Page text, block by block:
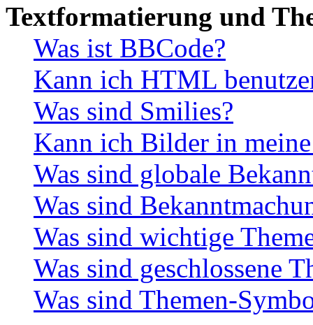
Textformatierung und
Was ist BBCode?
Kann ich HTML
Was sind Smilies?
Kann ich Bilder in
Was sind globale
Was sind
Was sind wichtige
Was sind geschlossene
Was sind Themen-